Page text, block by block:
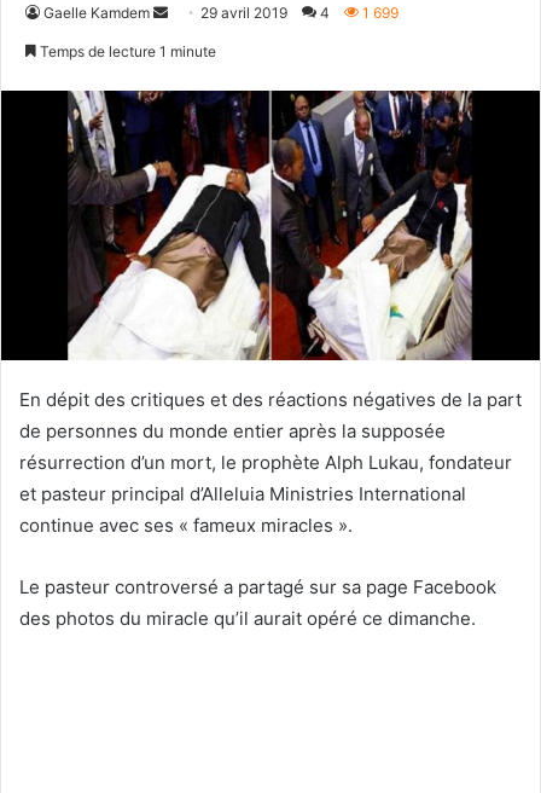
Gaelle Kamdem
Envoyer29 avril 2019 4 1 699
Temps de lecture 1 minute
En dépit des critiques et des réactions négatives de la part
de personnes du monde entier après la supposée
résurrection d’un mort, le prophète Alph Lukau, fondateur
et pasteur principal d’Alleluia Ministries International
continue avec ses « fameux miracles ».
Le pasteur controversé a partagé sur sa page Facebook
des photos du miracle qu’il aurait opéré ce dimanche.